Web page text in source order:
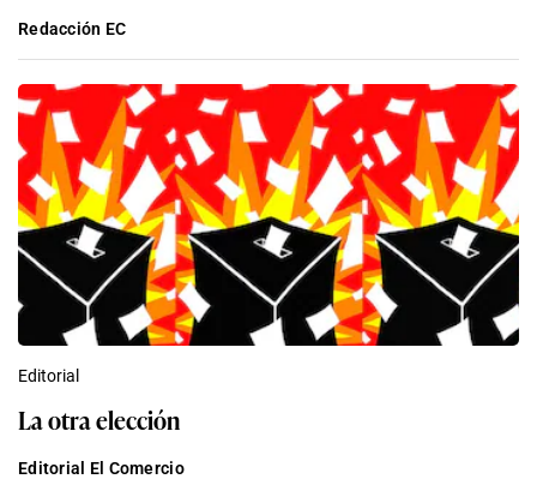
Redacción EC
Editorial
La otra elección
Editorial El Comercio